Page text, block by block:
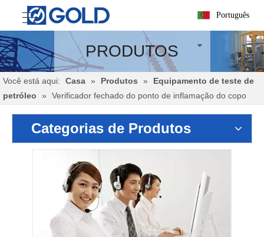
Português
PRODUTOS
Você está aqui: Casa » Produtos »
Equipamento de teste de
petróleo
» Verificador fechado do ponto de inflamação do copo
Categorias de Produtos